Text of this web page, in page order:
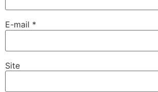
E-mail *
Site